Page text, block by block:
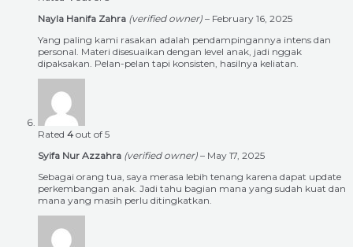
Nayla Hanifa Zahra (verified owner) – February 16, 2025
Yang paling kami rasakan adalah pendampingannya intens dan
personal. Materi disesuaikan dengan level anak, jadi nggak
dipaksakan. Pelan-pelan tapi konsisten, hasilnya keliatan.
Rated 4 out of 5
Syifa Nur Azzahra (verified owner) – May 17, 2025
Sebagai orang tua, saya merasa lebih tenang karena dapat update
perkembangan anak. Jadi tahu bagian mana yang sudah kuat dan
mana yang masih perlu ditingkatkan.